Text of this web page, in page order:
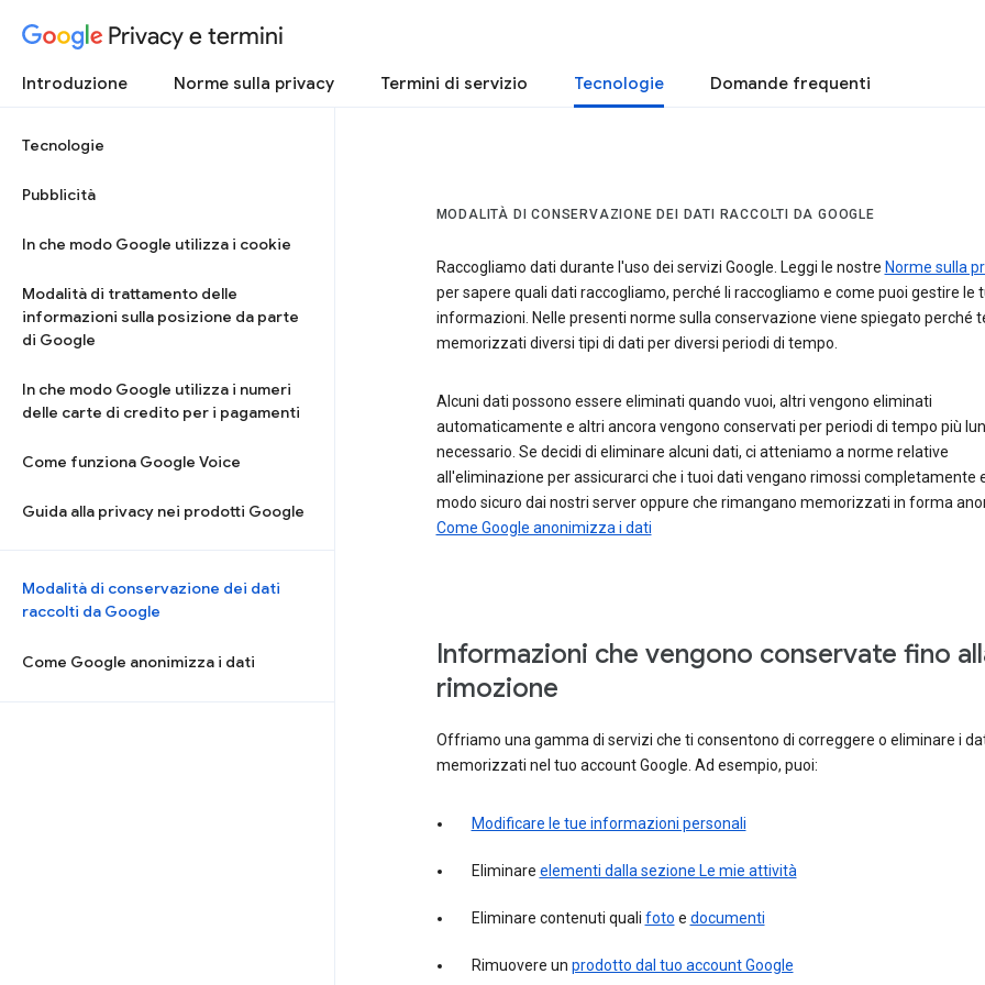
Privacy e termini
Introduzione Norme sulla privacy Termini di servizio Tecnologie Domande frequenti
Tecnologie
Pubblicità
In che modo Google utilizza i cookie
Modalità di trattamento delle
informazioni sulla posizione da parte
di Google
In che modo Google utilizza i numeri
delle carte di credito per i pagamenti
Come funziona Google Voice
Guida alla privacy nei prodotti Google
Modalità di conservazione dei dati
raccolti da Google
Come Google anonimizza i dati
MODALITÀ DI CONSERVAZIONE DEI DATI RACCOLTI DA GOOGLE
Raccogliamo dati durante l'uso dei servizi Google. Leggi le nostre Norme sulla
per sapere quali dati raccogliamo, perché li raccogliamo e come puoi gestire le
informazioni. Nelle presenti norme sulla conservazione viene spiegato perché
memorizzati diversi tipi di dati per diversi periodi di tempo.
Alcuni dati possono essere eliminati quando vuoi, altri vengono eliminati
automaticamente e altri ancora vengono conservati per periodi di tempo più
necessario. Se decidi di eliminare alcuni dati, ci atteniamo a norme relative
all'eliminazione per assicurarci che i tuoi dati vengano rimossi completamente
modo sicuro dai nostri server oppure che rimangano memorizzati in forma
Come Google anonimizza i dati
Informazioni che vengono conservate fino
rimozione
Offriamo una gamma di servizi che ti consentono di correggere o eliminare i
memorizzati nel tuo account Google. Ad esempio, puoi:
Modificare le tue informazioni personali
Eliminare elementi dalla sezione Le mie attività
Eliminare contenuti quali foto e documenti
Rimuovere un prodotto dal tuo account Google